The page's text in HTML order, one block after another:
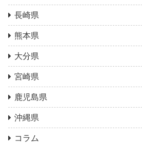
長崎県
熊本県
大分県
宮崎県
鹿児島県
沖縄県
コラム